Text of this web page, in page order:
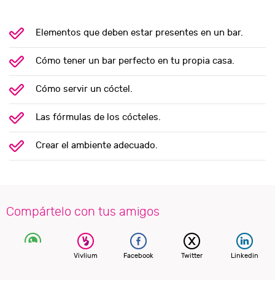
Elementos que deben estar presentes en un bar.
Cómo tener un bar perfecto en tu propia casa.
Cómo servir un cóctel.
Las fórmulas de los cócteles.
Crear el ambiente adecuado.
Compártelo con tus amigos
Vivlium Facebook Twitter Linkedin